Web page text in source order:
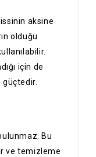
aksine
olduğu
için de
güçtedir.
Bu
ve temizleme